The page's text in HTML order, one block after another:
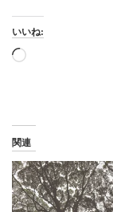
いいね:
読
関連